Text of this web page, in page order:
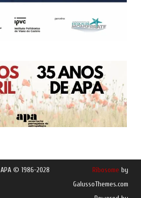
APA © 1986-2028 Ribosome by
GalussoThemes.com